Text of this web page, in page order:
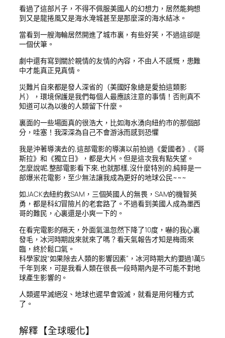
看過了這部片子，不得不佩服美國人的幻想力，居然能夠想
到又是龍捲風又是海水淹城甚至是那麼深的海水結冰。
當看到一艘海輪居然開進了城市裏，有些好笑，不過這卻是
一個伏筆。
劇中還有寫到關於親情的友情的內容，不由人不感慨，患難
中才能真正見真情。
災難片自來都是發人深省的（美國好象總是愛拍這類影
片），環境保護是我們每個人最應該注意的事情！否則真不
知道可以為以後的人類留下什麼。
裏面的一些場面真的很浩大，比如海水湧向紐約市的那個部
分，哇塞！我深深為自己不會游泳而感到恐懼
我是沖著導演去的,這部電影的導演以前拍過《愛國者》,《哥
斯拉》和《獨立日》，都是大片。但是這次我有點失望。
怎麼說呢,整部電影看下來,也就那樣,沒什麼特別的,純粹是一
部爆米花電影，至少無法讓我成為更好的地球公民~~~
如JACK去紐約救SAM，三個英國人的無畏，SAM的機智英
勇，都是科幻冒險片的老套路了。不過看到美國人成為墨西
哥的難民，心裏還是小爽一下的。
在看完電影的隔天，外面氣溫忽然下降了10度，嚇的我心裏
發毛，冰河時期說來就來了嗎？看天氣報告才知是梅雨來
臨，終於鬆口氣。
科學家說“如果除去人類的影響因素”，冰河時期大約要過1萬5
千年到來，可是我看人類在很長一段時期內是不可能不對地
球產生影響的。
人類遲早滅絕沒、地球也遲早會毀滅，就看是用何種方式
了。
解釋【全球暖化】